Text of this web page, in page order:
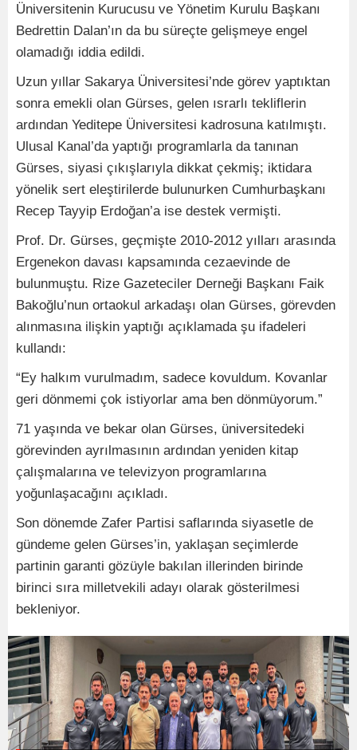
Üniversitenin Kurucusu ve Yönetim Kurulu Başkanı
Bedrettin Dalan’ın da bu süreçte gelişmeye engel
olamadığı iddia edildi.
Uzun yıllar Sakarya Üniversitesi’nde görev yaptıktan
sonra emekli olan Gürses, gelen ısrarlı tekliflerin
ardından Yeditepe Üniversitesi kadrosuna katılmıştı.
Ulusal Kanal’da yaptığı programlarla da tanınan
Gürses, siyasi çıkışlarıyla dikkat çekmiş; iktidara
yönelik sert eleştirilerde bulunurken Cumhurbaşkanı
Recep Tayyip Erdoğan’a ise destek vermişti.
Prof. Dr. Gürses, geçmişte 2010-2012 yılları arasında
Ergenekon davası kapsamında cezaevinde de
bulunmuştu. Rize Gazeteciler Derneği Başkanı Faik
Bakoğlu’nun ortaokul arkadaşı olan Gürses, görevden
alınmasına ilişkin yaptığı açıklamada şu ifadeleri
kullandı:
“Ey halkım vurulmadım, sadece kovuldum. Kovanlar
geri dönmemi çok istiyorlar ama ben dönmüyorum.”
71 yaşında ve bekar olan Gürses, üniversitedeki
görevinden ayrılmasının ardından yeniden kitap
çalışmalarına ve televizyon programlarına
yoğunlaşacağını açıkladı.
Son dönemde Zafer Partisi saflarında siyasetle de
gündeme gelen Gürses’in, yaklaşan seçimlerde
partinin garanti gözüyle bakılan illerinden birinde
birinci sıra milletvekili adayı olarak gösterilmesi
bekleniyor.